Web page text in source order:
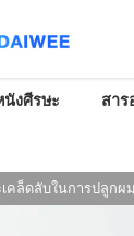
งศีรษะ สาร
คล็ดลับในการปลูกผม